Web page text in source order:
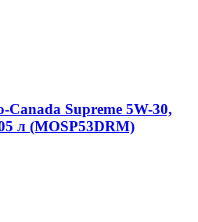
Canada Supreme 5W-30,
л (MOSP53DRM)